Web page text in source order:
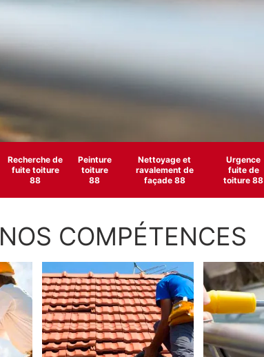
Recherche de
fuite toiture
88
Peinture
toiture
88
Nettoyage et
ravalement de
façade 88
Urgence
fuite de
toiture 88
NOS COMPÉTENCES